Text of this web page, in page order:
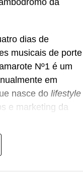
dias de
musicais de porte
Nº1 é um
em
nasce do lifestyle
e marketing da
Storymakers e a
O projeto
da cultura